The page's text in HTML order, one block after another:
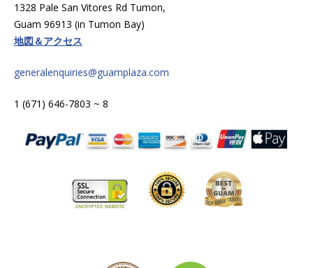
1328 Pale San Vitores Rd Tumon,
Guam 96913 (in Tumon Bay)
地図＆アクセス
generalenquiries@guamplaza.com
1 (671) 646-7803 ~ 8